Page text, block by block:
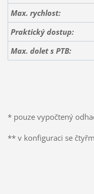
Max. rychlost:
Praktický dostup:
Max. dolet s PTB:
* pouze vypočtený
** v konfiguraci se